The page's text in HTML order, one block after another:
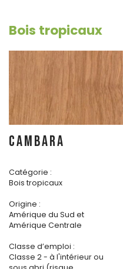
Bois tropicaux
CAMBARA
Catégorie :
Bois tropicaux
Origine :
Amérique du Sud et
Amérique Centrale
Classe d’emploi :
Classe 2 - à l'intérieur ou